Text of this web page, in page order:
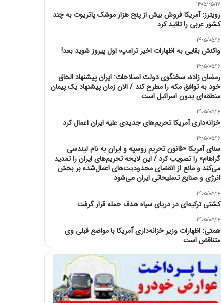
1405/05/17
رویترز: آمریکا فروش بیش از پنج هزار موشک پاتریوت به چند
کشور عربی را تائید کرد
1405/05/16
واکنش بقایی به اظهارات اخیر ترامپ؛ اول پیروز شوید بعد!
1405/05/16
رمضان زاده، سخنگوی دولت اصلاحات: ایران پیشنهاد الحاق
خود به توافق مکه را مطرح کند / الان زمان پیشنهاد یک پیمان
منطقه‌ای بدون اسرائیل است
1405/05/16
خزانه‌داری آمریکا تحریم‌های جدیدی علیه ایران اعمال کرد
1405/05/16
سنای آمریکا «قانون تحریم روسیه و ایران به نام لیندسی
گراهام» را تصویب کرد / این لایحه تحریم‌های ایران را تمدید
می‌کند و مانع از انقضای محدودیت‌های اعمال‌شده بر بخش
انرژی و صنایع تسلیحاتی ایران می‌شود
1405/05/16
کشتی ترکیه‌ای در دریای سیاه هدف حمله قرار گرفت
1405/05/16
همتی: اظهارات وزیر خزانه‌داری آمریکا با مواضع قبلی وی
متناقض است